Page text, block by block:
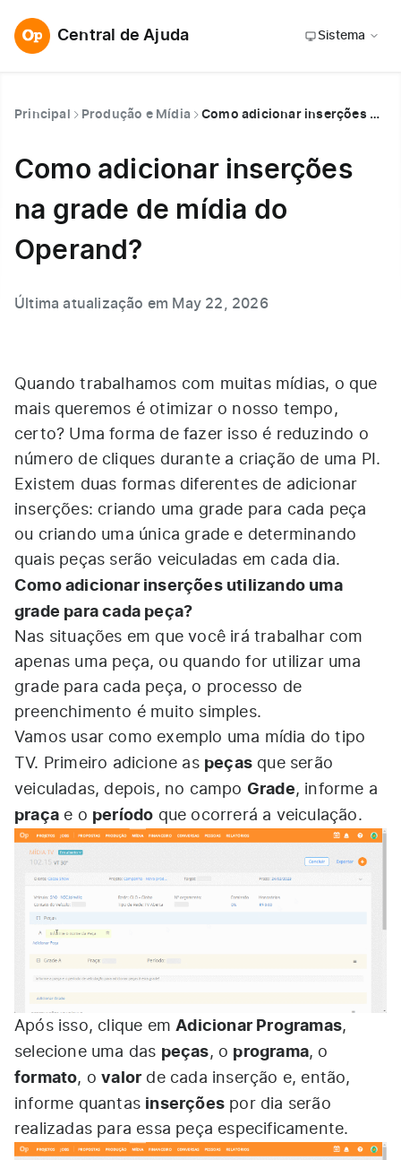
Central de Ajuda Sistema
Principal Produção e Mídia Como adicionar inserções na grade de mídia do Operand?
Como adicionar inserções
na grade de mídia do
Operand?
Última atualização em May 22, 2026
Quando trabalhamos com muitas mídias, o que
mais queremos é otimizar o nosso tempo,
certo? Uma forma de fazer isso é reduzindo o
número de cliques durante a criação de uma PI.
Existem duas formas diferentes de adicionar
inserções: criando uma grade para cada peça
ou criando uma única grade e determinando
quais peças serão veiculadas em cada dia.
Como adicionar inserções utilizando uma
grade para cada peça?
Nas situações em que você irá trabalhar com
apenas uma peça, ou quando for utilizar uma
grade para cada peça, o processo de
preenchimento é muito simples.
Vamos usar como exemplo uma mídia do tipo
TV. Primeiro adicione as peças que serão
veiculadas, depois, no campo Grade, informe a
praça e o período que ocorrerá a veiculação.
Após isso, clique emAdicionar Programas,
selecione uma das peças, o programa, o
formato, ovalor de cada inserção e, então,
informe quantas inserções por dia serão
realizadas para essa peça especificamente.